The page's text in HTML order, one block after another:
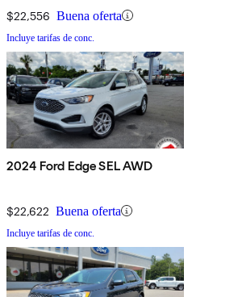
$22,556 Buena oferta
Incluye tarifas de conc.
2024 Ford Edge SEL AWD
$22,622 Buena oferta
Incluye tarifas de conc.